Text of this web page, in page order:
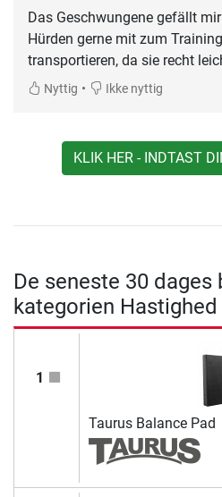
Das Geschwungene gefällt
Hürden gerne mit zum
transportieren, da sie recht
Nyttig • Ikke nyttig
KLIK HER - INDTAST
De seneste 30 dages
kategorien Hastighed
1
Taurus Balance Pad